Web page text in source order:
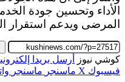
الأداء وتحسين جودة
المرضى ويدعم استقرار
كوشي نيوز أرسل بريدا
فيسبوك ‫X ماسنجر ماسنجر